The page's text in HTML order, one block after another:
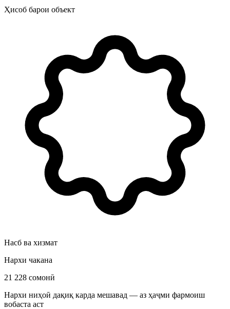
Ҳисоб барои объект
Насб ва хизмат
Нархи чакана
21 228 сомонӣ
Нархи ниҳоӣ дақиқ карда мешавад — аз ҳаҷми фармоиш
вобаста аст